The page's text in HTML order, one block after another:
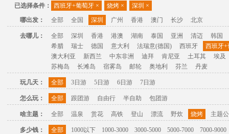
已选择条件： 西班牙+葡萄牙 × 烧烤 × 深圳 ×
哪出发：
全部 全国 深圳 广州 香港 澳门 长沙 北京
去哪儿： 全部 深圳 香港 港澳 湖南 泰国 亚洲 清迈
韩国
希腊
瑞士 德国 意大利 法瑞意(德国) 西班牙
西班牙+
澳大利亚
新西兰 中东非洲 迪拜 肯尼亚 土耳其
埃及
苏梅岛
长滩岛 宿雾岛 邮轮 奥地利 芬兰 丹麦
玩几天： 全部 3日游 5日游 6日游 7日游
怎么玩： 全部 跟团游 自由行 半自助 包团游
啥主题： 全部 温泉 赏花 高铁 登山 漂流 野炊 烧烤 主题
多少钱： 全部 1000以下 1000-3000 3000-5000 5000-7000
7000-9000